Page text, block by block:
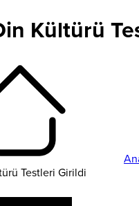
Kültürü